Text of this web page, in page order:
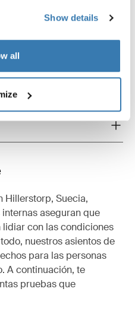
Show details
all
Hillerstorp, Suecia,
aseguran que
con las condiciones
nuestros asientos de
para las personas
A continuación, te
pruebas que